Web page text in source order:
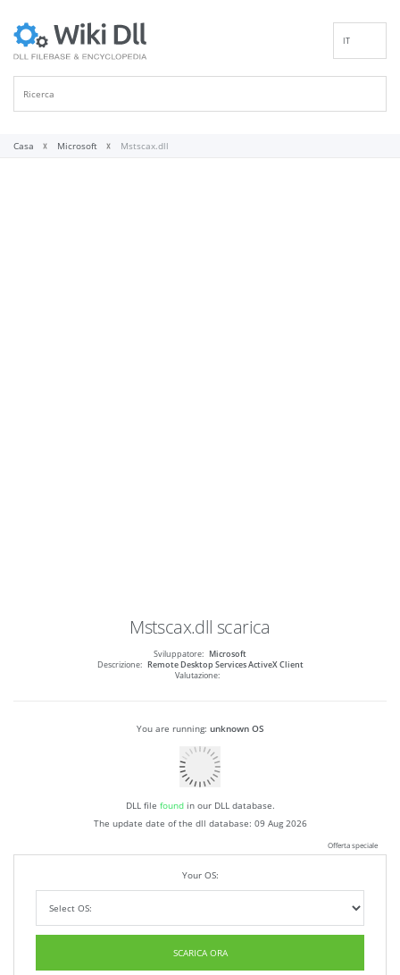
IT
Casa Microsoft Mstscax.dll
Mstscax.dll scarica
Sviluppatore: Microsoft
Descrizione: Remote Desktop Services ActiveX Client
Valutazione:
You are running: unknown OS
DLL file foundin our DLL database.
The update date of the dll database: 09 Aug 2026
Offerta speciale
Your OS:
SCARICA ORA